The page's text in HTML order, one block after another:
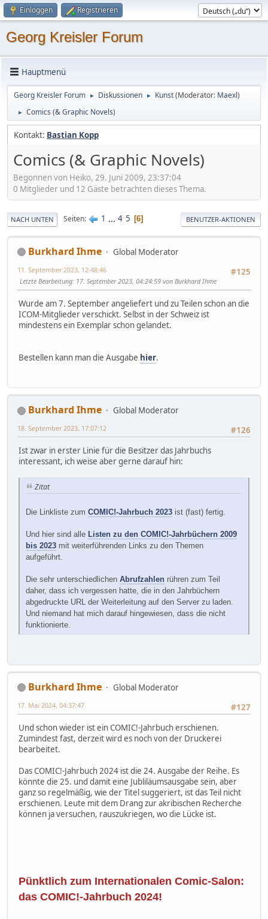
Einloggen Registrieren
Georg Kreisler Forum
Hauptmenü
Georg Kreisler Forum ► Diskussionen ► Kunst(Moderator: Maexl)
► Comics (& Graphic Novels)
Kontakt: Bastian Kopp
Comics (& Graphic Novels)
Begonnen von Heiko, 29. Juni 2009, 23:37:04
0 Mitglieder und 12 Gäste betrachten dieses Thema.
NACH UNTEN Seiten 1 ... 4 5 6 BENUTZER-AKTIONEN
Burkhard Ihme
Global Moderator
#125
11. September 2023, 12:48:46
Letzte Bearbeitung: 17. September 2023, 04:24:59 von Burkhard Ihme
Wurde am 7. September angeliefert und zu Teilen schon an die
ICOM-Mitglieder verschickt. Selbst in der Schweiz ist
mindestens ein Exemplar schon gelandet.
Bestellen kann man die Ausgabe hier.
Burkhard Ihme
Global Moderator
#126
18. September 2023, 17:07:12
Ist zwar in erster Linie für die Besitzer das Jahrbuchs
interessant, ich weise aber gerne darauf hin:
Zitat
Die Linkliste zum COMIC!-Jahrbuch 2023 ist (fast) fertig.
Und hier sind alle Listen zu den COMIC!-Jahrbüchern 2009
bis 2023 mit weiterführenden Links zu den Themen
aufgeführt.
Die sehr unterschiedlichen Abrufzahlen rühren zum Teil
daher, dass ich vergessen hatte, die in den Jahrbüchern
abgedruckte URL der Weiterleitung auf den Server zu laden.
Und niemand hat mich darauf hingewiesen, dass die nicht
funktionierte.
Burkhard Ihme
Global Moderator
#127
17. Mai 2024, 04:37:47
Und schon wieder ist ein COMIC!-Jahrbuch erschienen.
Zumindest fast, derzeit wird es noch von der Druckerei
bearbeitet.
Das COMIC!-Jahrbuch 2024 ist die 24. Ausgabe der Reihe. Es
könnte die 25. und damit eine Jubliläumsausgabe sein, aber
ganz so regelmäßig, wie der Titel suggeriert, ist das Teil nicht
erschienen. Leute mit dem Drang zur akribischen Recherche
können ja versuchen, rauszukriegen, wo die Lücke ist.
Pünktlich zum Internationalen Comic-Salon:
das COMIC!-Jahrbuch 2024!